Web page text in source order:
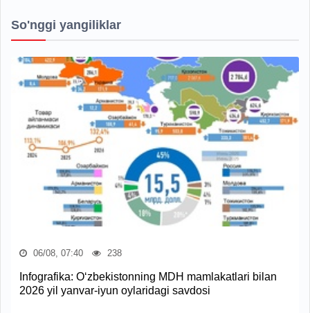
So'nggi yangiliklar
06/08, 07:40 238
Infografika: O‘zbekistonning MDH mamlakatlari bilan
2026 yil yanvar-iyun oylaridagi savdosi